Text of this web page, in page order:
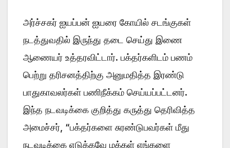
அர்ச்சகர் ஐயப்பன் ஐயரை கோயில் சடங்குகள்
நடத்துவதில் இருந்து தடை செய்து இணை
ஆணையர் உத்தரவிட்டார். பக்தர்களிடம் பணம்
பெற்று தரிசனத்திற்கு அனுமதித்த இரண்டு
பாதுகாவலர்கள் பணிநீக்கம் செய்யப்பட்டனர்.
இந்த நடவடிக்கை குறித்து கருத்து தெரிவித்த
அமைச்சர், “பக்தர்களை சுரண்டுபவர்கள் மீது
நடவடிக்கை எடுக்கவே மக்கள் எங்களை